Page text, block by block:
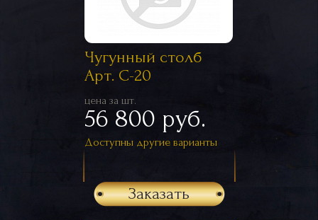
Чугунный столб
Арт. С-20
цена за шт.
56 800 руб.
Доступны другие варианты
Заказать